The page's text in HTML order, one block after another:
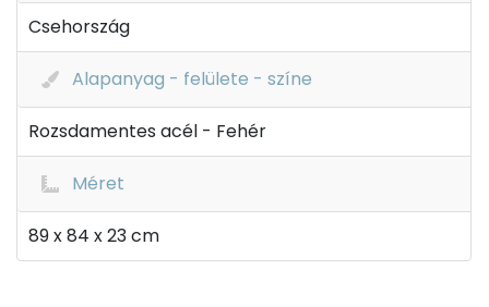
Csehország
Alapanyag - felülete - színe
Rozsdamentes acél - Fehér
Méret
89 x 84 x 23 cm